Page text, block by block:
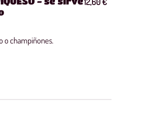
o champiñones.